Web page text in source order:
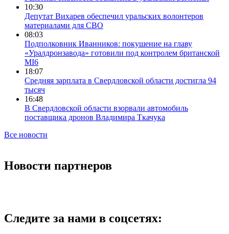
10:30
Депутат Вихарев обеспечил уральских волонтеров
материалами для СВО
08:03
Подполковник Иванников: покушение на главу
«Уралдронзавода» готовили под контролем британской
MI6
18:07
Средняя зарплата в Свердловской области достигла 94
тысяч
16:48
В Свердловской области взорвали автомобиль
поставщика дронов Владимира Ткачука
Все новости
Новости партнеров
Следите за нами в соцсетях: